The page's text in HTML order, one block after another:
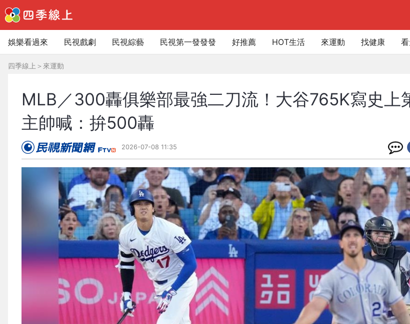
娛樂看過來 民視戲劇 民視綜藝 民視第一發發發 好推薦 HOT生活 來運動 找健康
四季線上 ＞ 來運動
MLB／300轟俱樂部最強二刀流！大谷765K寫史
主帥喊：拚500轟
2026-07-08 11:35